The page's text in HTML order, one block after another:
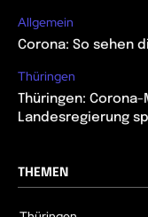
Allgemein
Corona: So sehen
Thüringen
Thüringen:
Landesregierung
THEMEN